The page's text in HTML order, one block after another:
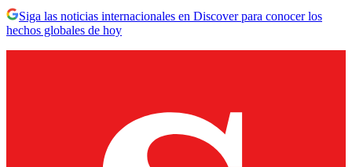
Siga las noticias internacionales en Discover para conocer los
hechos globales de hoy